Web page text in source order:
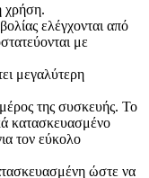
χρήση.
ελέγχονται από
με
μεγαλύτερη
της συσκευής. Το
κατασκευασμένο
τον εύκολο
ώστε να